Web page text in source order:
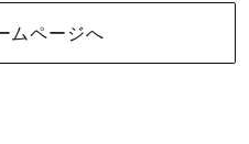
ムページへ